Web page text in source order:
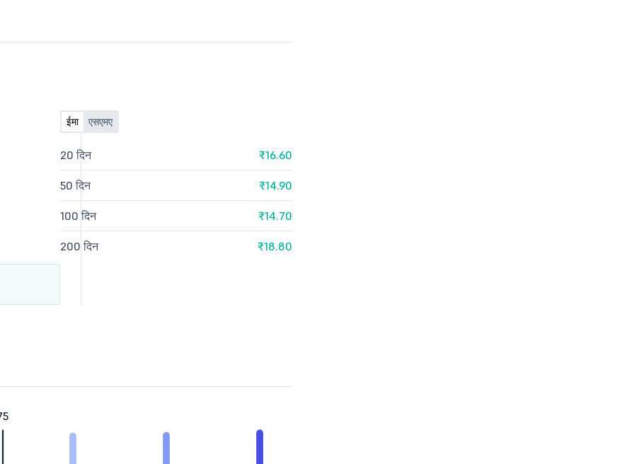
ईमा एसएमए
20 दिन ₹16.60
50 दिन ₹14.90
100 दिन ₹14.70
200 दिन ₹18.80